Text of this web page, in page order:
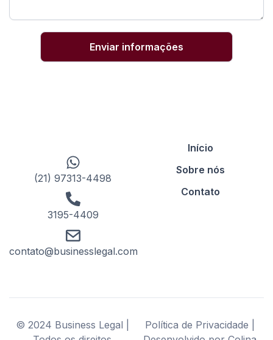
(21) 97313-4498
3195-4409
contato@businesslegal.com
Início
Sobre nós
Contato
© 2024 Business Legal |
Política de Privacidade |